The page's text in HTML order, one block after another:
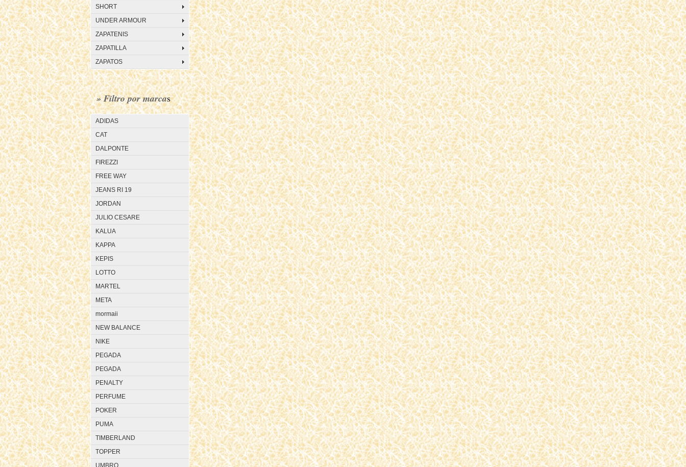
SHORT
UNDER ARMOUR
ZAPATENIS
ZAPATILLA
ZAPATOS
» Filtro por marcas
ADIDAS
CAT
DALPONTE
FIREZZI
FREE WAY
JEANS RI 19
JORDAN
JULIO CESARE
KALUA
KAPPA
KEPIS
LOTTO
MARTEL
META
mormaii
NEW BALANCE
NIKE
PEGADA
PEGADA
PENALTY
PERFUME
POKER
PUMA
TIMBERLAND
TOPPER
UMBRO